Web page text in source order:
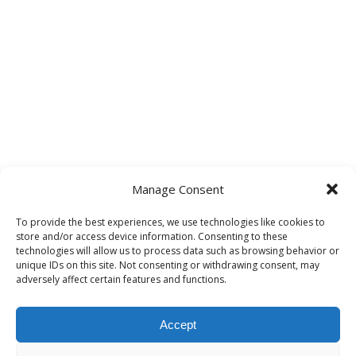
Manage Consent
To provide the best experiences, we use technologies like cookies to
store and/or access device information. Consenting to these
technologies will allow us to process data such as browsing behavior or
unique IDs on this site. Not consenting or withdrawing consent, may
adversely affect certain features and functions.
Accept